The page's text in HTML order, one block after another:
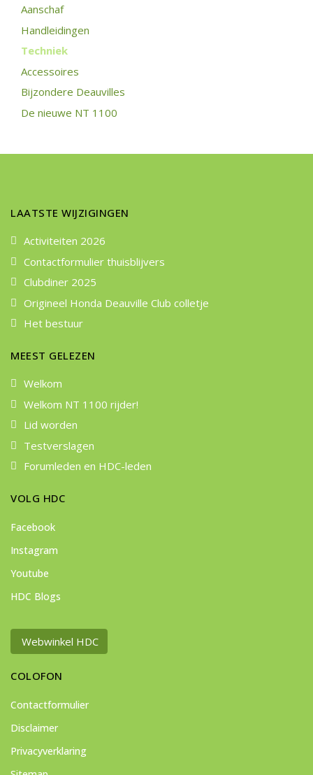
Aanschaf
Handleidingen
Techniek
Accessoires
Bijzondere Deauvilles
De nieuwe NT 1100
LAATSTE WIJZIGINGEN
Activiteiten 2026
Contactformulier thuisblijvers
Clubdiner 2025
Origineel Honda Deauville Club colletje
Het bestuur
MEEST GELEZEN
Welkom
Welkom NT 1100 rijder!
Lid worden
Testverslagen
Forumleden en HDC-leden
VOLG HDC
Facebook
Instagram
Youtube
HDC Blogs
Webwinkel HDC
COLOFON
Contactformulier
Disclaimer
Privacyverklaring